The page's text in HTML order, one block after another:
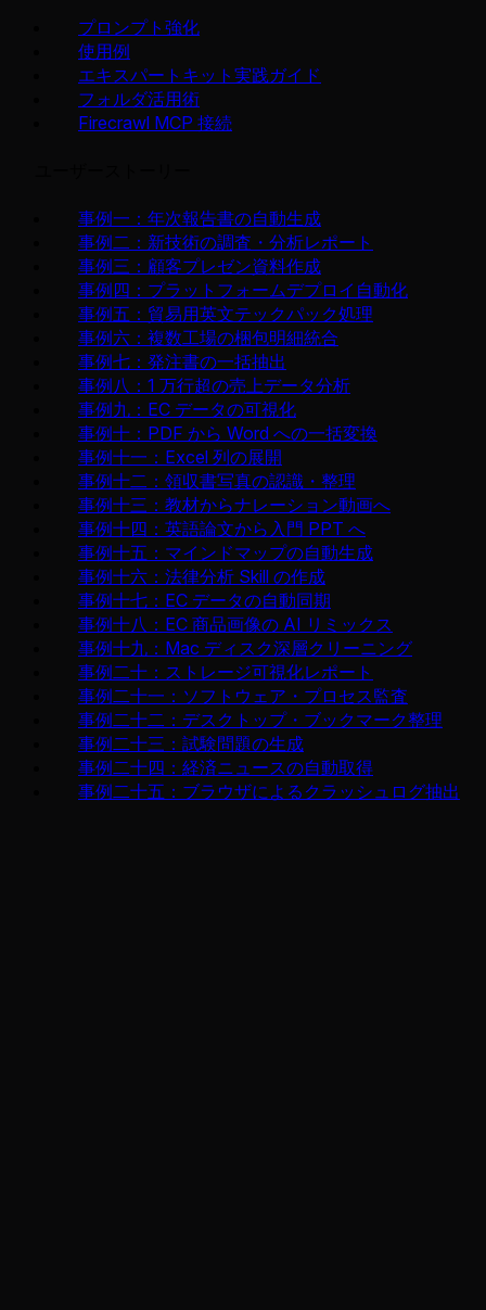
プロンプト強化
使用例
エキスパートキット実践ガイド
フォルダ活用術
Firecrawl MCP 接続
事例一：年次報告書の自動生成
事例二：新技術の調査・分析レポート
事例三：顧客プレゼン資料作成
事例四：プラットフォームデプロイ自動化
事例五：貿易用英文テックパック処理
事例六：複数工場の梱包明細統合
事例七：発注書の一括抽出
事例八：1 万行超の売上データ分析
事例九：EC データの可視化
事例十：PDF から Word への一括変換
事例十一：Excel 列の展開
事例十二：領収書写真の認識・整理
事例十三：教材からナレーション動画へ
事例十四：英語論文から入門 PPT へ
事例十五：マインドマップの自動生成
事例十六：法律分析 Skill の作成
事例十七：EC データの自動同期
事例十八：EC 商品画像の AI リミックス
事例十九：Mac ディスク深層クリーニング
事例二十：ストレージ可視化レポート
事例二十一：ソフトウェア・プロセス監査
事例二十二：デスクトップ・ブックマーク整理
事例二十三：試験問題の生成
事例二十四：経済ニュースの自動取得
事例二十五：ブラウザによるクラッシュログ抽出